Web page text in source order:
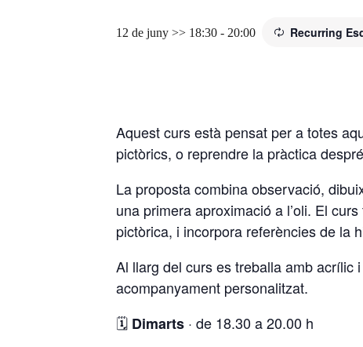
12 de juny >> 18:30 - 20:00 Recurring
Aquest curs està pensat per a totes
pictòrics, o reprendre la pràctica
La proposta combina observació,
una primera aproximació a l’oli. El
pictòrica, i incorpora referències de la
Al llarg del curs es treballa amb acrílic
acompanyament personalitzat.
🗓️ Dimarts · de 18.30 a 20.00 h